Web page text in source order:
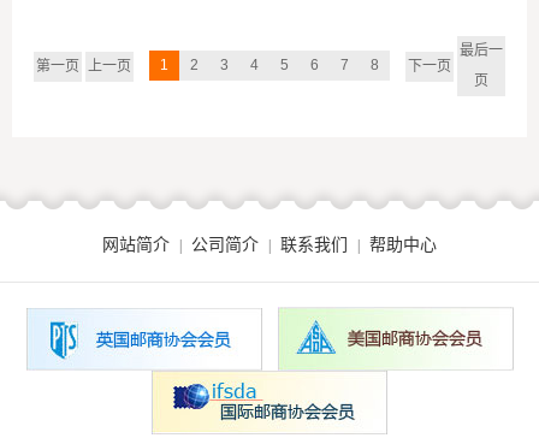
第一页 上一页 1 2 3 4 5 6 7 8 下一页
最后一
页
网站简介 公司简介 联系我们 帮助中心